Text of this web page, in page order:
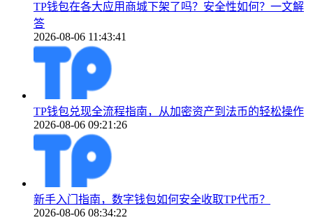
TP钱包在各大应用商城下架了吗？安全性如何？一文解
答
2026-08-06 11:43:41
TP钱包兑现全流程指南，从加密资产到法币的轻松操作
2026-08-06 09:21:26
新手入门指南，数字钱包如何安全收取TP代币？
2026-08-06 08:34:22